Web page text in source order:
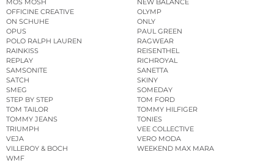
OFFICINE CREATIVE
OLYMP
ON SCHUHE
ONLY
OPUS
PAUL GREEN
POLO RALPH LAUREN
RAGWEAR
RAINKISS
REISENTHEL
REPLAY
RICHROYAL
SAMSONITE
SANETTA
SATCH
SKINY
SMEG
SOMEDAY
STEP BY STEP
TOM FORD
TOM TAILOR
TOMMY HILFIGER
TOMMY JEANS
TONIES
TRIUMPH
VEE COLLECTIVE
VEJA
VERO MODA
VILLEROY & BOCH
WEEKEND MAX MARA
WMF